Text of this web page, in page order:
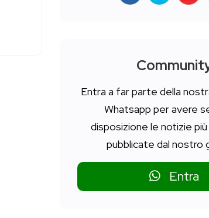
Entra a far parte della
Whatsapp per avere
disposizione le notizie
pubblicate dal nostro
Entra